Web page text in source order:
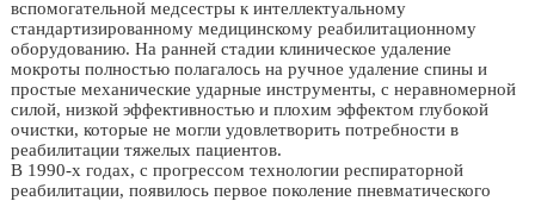
вспомогательной медсестры к интеллектуальному
стандартизированному медицинскому реабилитационному
оборудованию. На ранней стадии клиническое удаление
мокроты полностью полагалось на ручное удаление спины и
простые механические ударные инструменты, с неравномерной
силой, низкой эффективностью и плохим эффектом глубокой
очистки, которые не могли удовлетворить потребности в
реабилитации тяжелых пациентов.
В 1990-х годах, с прогрессом технологии респираторной
реабилитации, появилось первое поколение пневматического